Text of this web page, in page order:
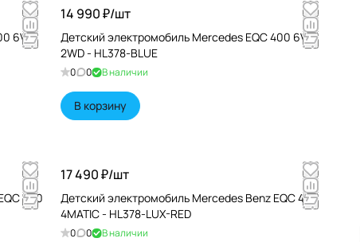
6V
14 990 ₽/шт
Детский электромобиль Mercedes EQC 400 6V
2WD - HL378-BLUE
0 0 В наличии
В корзину
400
17 490 ₽/шт
Детский электромобиль Mercedes Benz EQC 400
4MATIC - HL378-LUX-RED
0 0 В наличии